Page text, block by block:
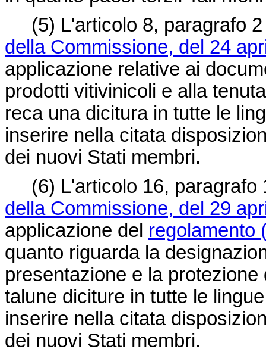
(5) L'articolo 8, paragrafo
della Commissione, del 24
applicazione relative ai
prodotti vitivinicoli e alla
reca una dicitura in tutte le
inserire nella citata
dei nuovi Stati membri.
(6) L'articolo 16,
della Commissione, del 29
applicazione del regolamento
quanto riguarda la
presentazione e la
talune diciture in tutte le
inserire nella citata
dei nuovi Stati membri.